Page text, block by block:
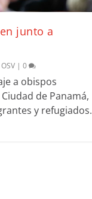
junto a
OSV| 0
a obispos
de Panamá,
y refugiados.